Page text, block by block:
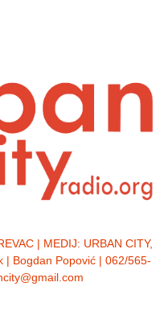
| MEDIJ: URBAN CITY,
| Bogdan Popović | 062/565-